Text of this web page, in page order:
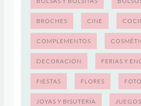
BROCHES CINE
COMPLEMENTOS
DECORACIÓN FERIAS Y
FIESTAS FLORES
JOYAS Y BISUTERÍA